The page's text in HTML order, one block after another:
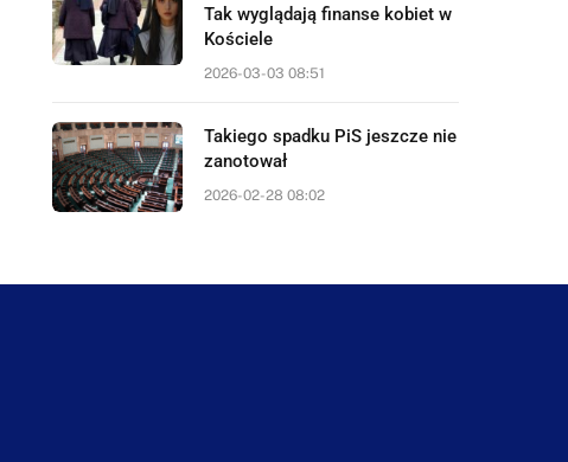
Tak wyglądają finanse kobiet w
Kościele
2026-03-03 08:51
Takiego spadku PiS jeszcze nie
zanotował
2026-02-28 08:02